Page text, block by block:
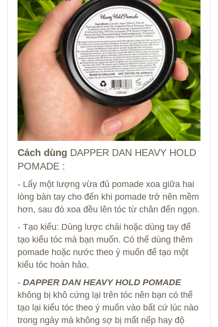
Cách dùng DAPPER DAN HEAVY HOLD
POMADE :
- Lấy một lượng vừa đủ pomade xoa giữa hai
lòng bàn tay cho đến khi pomade trở nên mềm
hơn, sau đó xoa đều lên tóc từ chân đến ngọn.
- Tạo kiểu: Dùng lược chải hoặc dùng tay để
tạo kiểu tóc mà bạn muốn. Có thể dùng thêm
pomade hoặc nước theo ý muốn để tạo một
kiểu tóc hoàn hảo.
- DAPPER DAN HEAVY HOLD POMADE
không bị khô cứng lại trên tóc nên bạn có thể
tạo lại kiểu tóc theo ý muốn vào bất cứ lúc nào
trong ngày mà không sợ bị mất nếp hay độ